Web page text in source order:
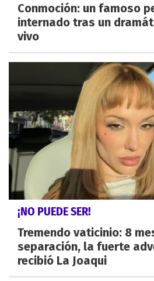
Conmoción: un famoso
internado tras un
vivo
¡NO PUEDE SER!
Tremendo vaticinio: 8
separación, la fuerte
recibió La Joaqui